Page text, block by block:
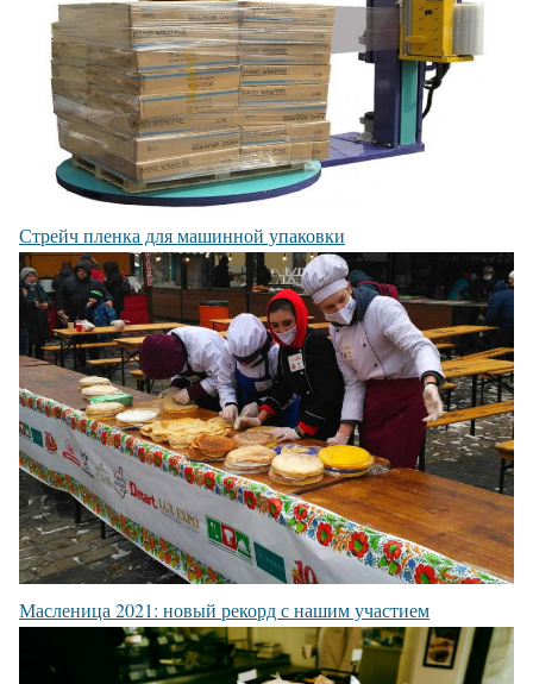
Стрейч пленка для машинной упаковки
Масленица 2021: новый рекорд с нашим участием